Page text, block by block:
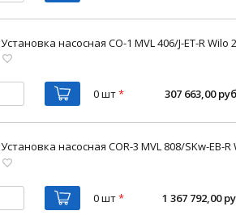
Установка насосная CO-1 MVL 406/J-ET-R Wilo
0 шт* 307 663,00
Установка насосная COR-3 MVL 808/SKw-EB-R
0 шт* 1 367 792,00